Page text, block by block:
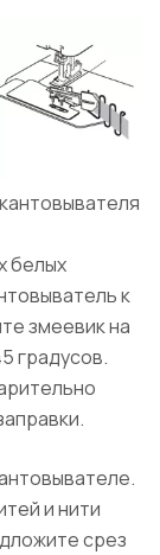
белых
к
змеевик на
градусов.
и нити
срез